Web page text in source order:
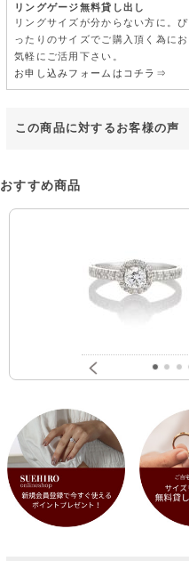
リングゲージ無料貸し出し
リングサイズが分からない方に。ぴ
ったりのサイズでご購入頂く為にお
気軽にご活用下さい。
お申し込みフォームはコチラ⇒
この商品に対するお客様の声
おすすめ商品